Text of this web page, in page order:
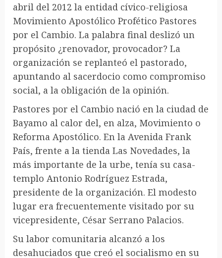
abril del 2012 la entidad cívico-religiosa
Movimiento Apostólico Profético Pastores
por el Cambio. La palabra final deslizó un
propósito ¿renovador, provocador? La
organización se replanteó el pastorado,
apuntando al sacerdocio como compromiso
social, a la obligación de la opinión.
Pastores por el Cambio nació en la ciudad de
Bayamo al calor del, en alza, Movimiento o
Reforma Apostólico. En la Avenida Frank
País, frente a la tienda Las Novedades, la
más importante de la urbe, tenía su casa-
templo Antonio Rodríguez Estrada,
presidente de la organización. El modesto
lugar era frecuentemente visitado por su
vicepresidente, César Serrano Palacios.
Su labor comunitaria alcanzó a los
desahuciados que creó el socialismo en su